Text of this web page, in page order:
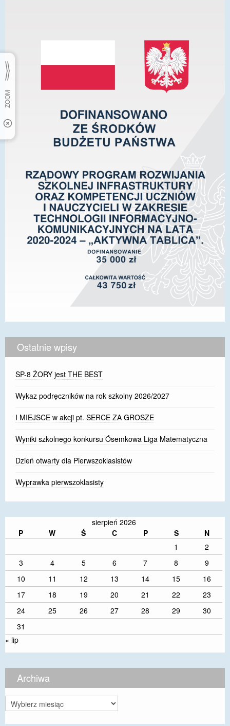
Ostatnie wpisy
SP-8 ŻORY jest THE BEST
Wykaz podręczników na rok szkolny 2026/2027
I MIEJSCE w akcji pt. SERCE ZA GROSZE
Wyniki szkolnego konkursu Ósemkowa Liga Matematyczna
Dzień otwarty dla Pierwszoklasistów
Wyprawka pierwszoklasisty
sierpień 2026
P
W Ś C P S
N
1
2
3
4 5 6 7 8
9
10
11 12 13 14 15
16
17
18 19 20 21 22
23
24
25 26 27 28 29
30
31
« lip
Archiwa
Archiwa